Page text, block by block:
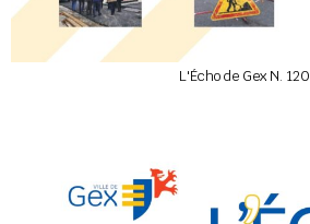
L'Écho de Gex N. 120